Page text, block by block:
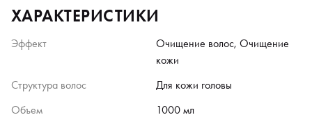
ХАРАКТЕРИСТИКИ
Эффект
Очищение волос, Очищение
кожи
Структура волос
Для кожи головы
Объем
1000 мл